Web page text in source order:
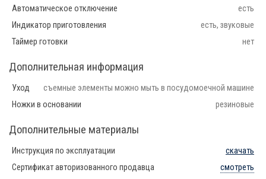
Автоматическое отключение
есть
Индикатор приготовления
есть, звуковые
Таймер готовки
нет
Дополнительная информация
Уход
съемные элементы можно мыть в посудомоечной машине
Ножки в основании
резиновые
Дополнительные материалы
Инструкция по эксплуатации
скачать
Сертификат авторизованного продавца
смотреть